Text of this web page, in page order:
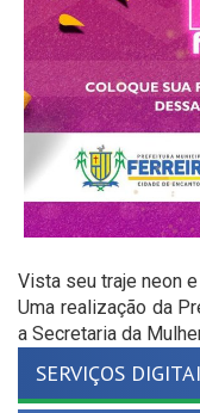
Vista seu traje neon
Uma realização da
a Secretaria da
SERVIÇOS